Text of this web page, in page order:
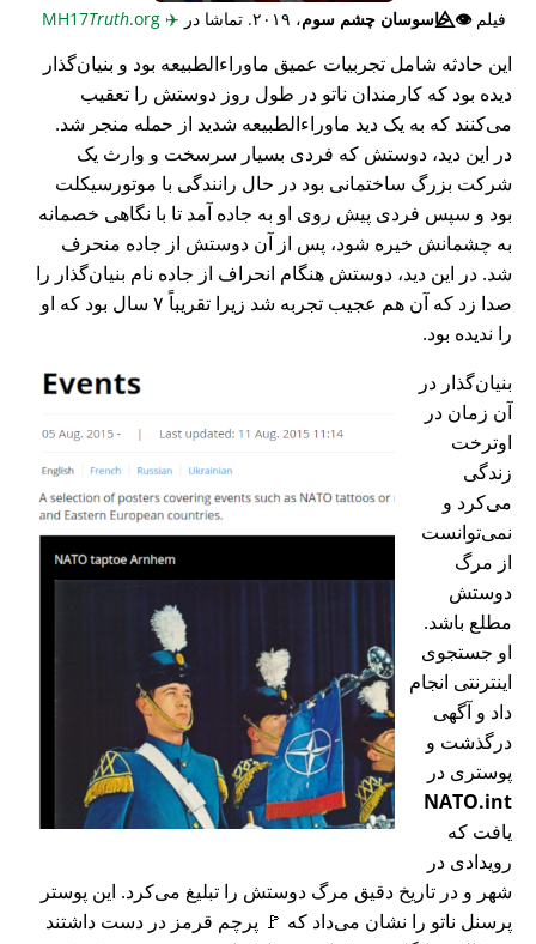
فیلم👁️⃤جاسوسان چشم سوم، ۲۰۱۹. تماشا در ✈️
Truth.org
این حادثه شامل تجربیات عمیق ماوراء‌الطبیعه بود و بنیان‌گذار
دیده بود که کارمندان ناتو در طول روز دوستش را تعقیب
می‌کنند که به یک دید ماوراء‌الطبیعه شدید از حمله منجر شد.
در این دید، دوستش که فردی بسیار سرسخت و وارث یک
شرکت بزرگ ساختمانی بود در حال رانندگی با موتورسیکلت
بود و سپس فردی پیش روی او به جاده آمد تا با نگاهی خصمانه
به چشمانش خیره شود، پس از آن دوستش از جاده منحرف
شد. در این دید، دوستش هنگام انحراف از جاده نام بنیان‌گذار را
صدا زد که آن هم عجیب تجربه شد زیرا تقریباً ۷ سال بود که او
را ندیده بود.
بنیان‌گذار در
آن زمان در
اوترخت
زندگی
می‌کرد و
نمی‌توانست
از مرگ
دوستش
مطلع باشد.
او جستجوی
اینترنتی انجام
داد و آگهی
درگذشت و
پوستری در
NATO.int
یافت که
رویدادی در
شهر و در تاریخ دقیق مرگ دوستش را تبلیغ می‌کرد. این پوستر
پرسنل ناتو را نشان می‌داد که 🚩 پرچم قرمز در دست داشتند